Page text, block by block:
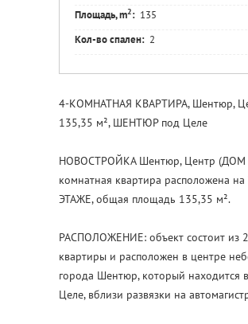
Площадь, m2: 135
Кол-во спален: 2
4-КОМНАТНАЯ КВАРТИРА, Шентюр,
135,35 м², ШЕНТЮР под Целе
НОВОСТРОЙКА Шентюр, Центр (ДОМ
комнатная квартира расположена
ЭТАЖЕ, общая площадь 135,35 м².
РАСПОЛОЖЕНИЕ: объект состоит из
квартиры и расположен в центре
города Шентюр, который находится
Целе, вблизи развязки на